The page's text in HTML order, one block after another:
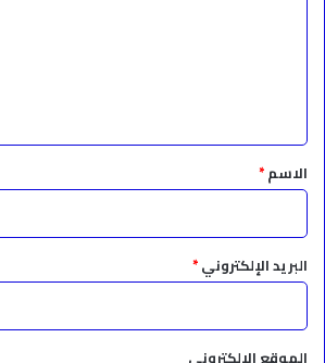
ق
*الاسم*
البريد الإلكتروني*
الموقع الإلكتروني